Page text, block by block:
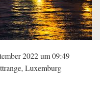
2022 um 09:49
Luxemburg